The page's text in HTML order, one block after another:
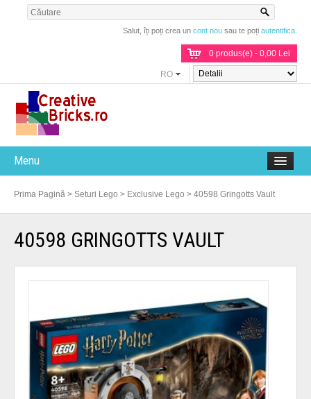
Salut, îți poți crea un cont nou sau te poți autentifica
0 produs(e) - 0,00 Lei
RO
Menu
Prima Pagină > Seturi Lego > Exclusive Lego > 40598 Gringotts Vault
40598 GRINGOTTS VAULT